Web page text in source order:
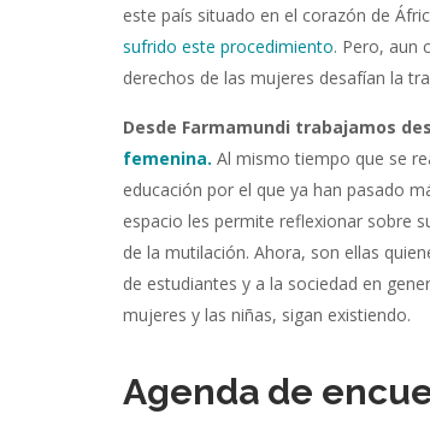
este país situado en el corazón de
sufrido este procedimiento. Pero, aun
derechos de las mujeres desafían la
Desde Farmamundi trabajamos
femenina. Al mismo tiempo que se
educación por el que ya han pasado
espacio les permite reflexionar sobre
de la mutilación. Ahora, son ellas
de estudiantes y a la sociedad en
mujeres y las niñas, sigan existiendo.
Agenda de